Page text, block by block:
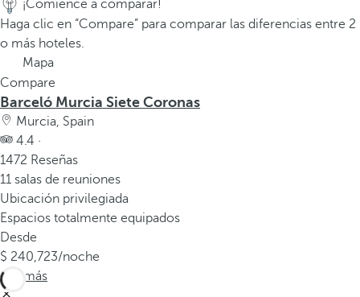
a
p
i
m
e
r
a
o
p
c
i
ó
n
d
¡Comience a comparar!
Haga clic en “Compare” para comparar las diferencias entre 2
o más hoteles.
Mapa
Compare
Barceló Murcia Siete Coronas
Murcia, Spain
4.4 ·
1472 Reseñas
11 salas de reuniones
Ubicación privilegiada
Espacios totalmente equipados
Desde
240,723/noche
Ver más